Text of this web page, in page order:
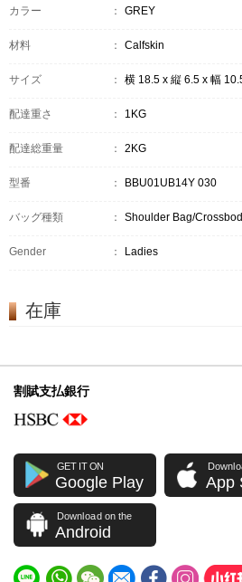
カラー ： GREY
材料 ： Calfskin
サイズ ： 横 18.5 x 縦 6.5 x 幅
配達重さ ： 1KG
配達総重量 ： 2KG
型番 ： BBU01UB14Y 030
バッグ種類 ： Shoulder Bag/
Gender ： Ladies
在庫
割賦支払銀行
GET IT ON
Google Play App
Download on the
Android